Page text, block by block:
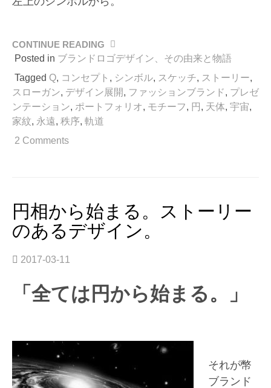
CONTINUE READING
“戦
に
む
旗
印、
由
来
は。
Posted in ブランドロゴデザイン、その由来と物語
Tagged Q, コンセプト , シンボル, スケッチ, ストーリー,
スローガン, デザイン展開, ファッションブランド, プレゼ
ンテーション, ポートフォリオ, モチーフ, 円 , 天体, 宇宙,
家紋, 永遠, 秩序, 軌道
2 Comments
円相から始まる。ストーリー
のあるデザイン。
2017-03-11
「全ては円から始まる。」
それが幣
ブランド